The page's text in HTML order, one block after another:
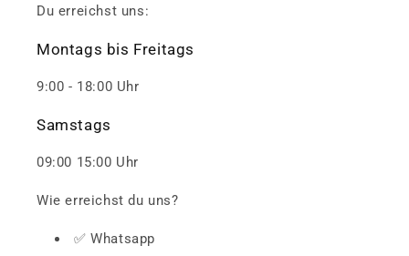
Du erreichst uns:
Montags bis Freitags
9:00 - 18:00 Uhr
Samstags
09:00 15:00 Uhr
Wie erreichst du uns?
✅ Whatsapp